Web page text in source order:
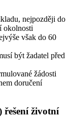
nejpozději do
okolnosti
však do 60
být žadatel před
žádosti
doručení
řešení životní